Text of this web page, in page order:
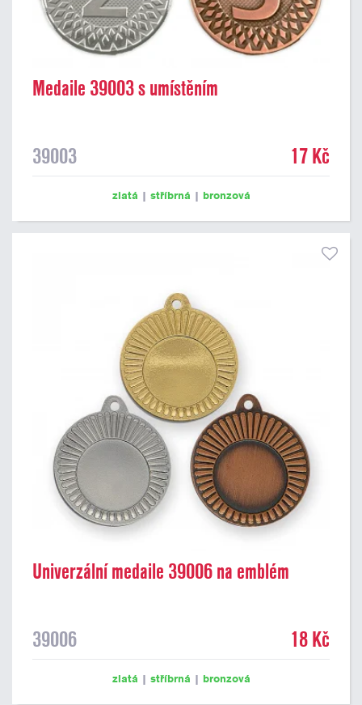
Medaile 39003 s umístěním
39003 17 Kč
zlatá | stříbrná | bronzová
Univerzální medaile 39006 na emblém
39006 18 Kč
zlatá | stříbrná | bronzová